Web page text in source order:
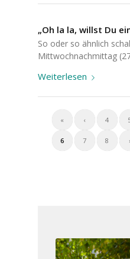
„Oh la la, willst Du
So oder so ähnlich
Mittwochnachmittag
Weiterlesen
« ‹ 4
6 7 8 ›